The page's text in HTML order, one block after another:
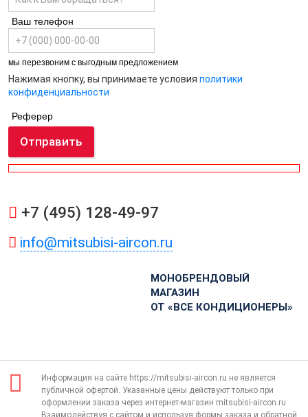
Ваш телефон
мы перезвоним с выгодным предложением
Нажимая кнопку, вы принимаете условия политики
конфиденциальности
Реферер
Отправить
+7 (495) 128-49-97
info@mitsubisi-aircon.ru
МОНОБРЕНДОВЫЙ
МАГАЗИН
ОТ «ВСЕ КОНДИЦИОНЕРЫ»
Информация на сайте https://mitsubisi-aircon.ru не является
публичной офертой. Указанные цены действуют только при
оформлении заказа через интернет-магазин mitsubisi-aircon.ru
Взаимодействуя с сайтом и используя формы заказа и обратной